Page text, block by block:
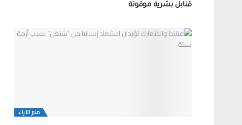
قنابل بشرية موقوتة
منبر الآراء